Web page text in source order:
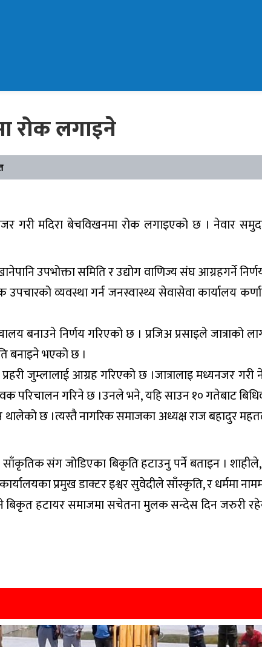
रोक लगाइने
गरी मदिरा बेचविखनमा रोक लगाइएको छ । नेवार
उपभोक्ता समिति र उद्योग वाणिज्य संघ आग्रहगर्ने
व्यवस्था गर्न जनस्वास्थ्य सेवासेवा कार्यालय
बनाउने निर्णय गरिएको छ । प्रजिअ प्रसाइले जात्राको
बनाइने भएको छ ।
जुम्लालाई आग्रह गरिएको छ ।जात्रालाइ मध्यनजर
परिचालन गरिने छ ।उनले भने, यहि साउन १० गतेबाट
छ ।त्यस्तै नागरिक समाजका अध्यक्ष राज बहादुर
संग जोडिएका बिकृति हटाउनु पर्ने बताइन । शाहीले,
प्रमुख डाक्टर इश्वर सुवेदीले साँस्कृति, र धर्ममा
बिकृत हटायर समाजमा सचेतना मुलक सन्देस दिन जरुरी